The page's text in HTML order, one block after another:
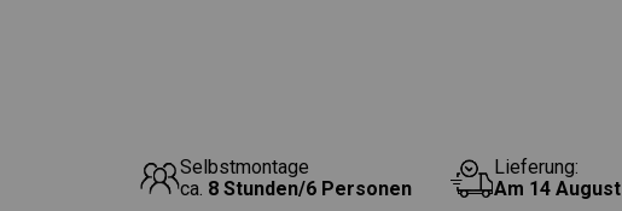
Selbstmontage
ca. 8 Stunden/6 Personen
Lieferung:
Am 14 August